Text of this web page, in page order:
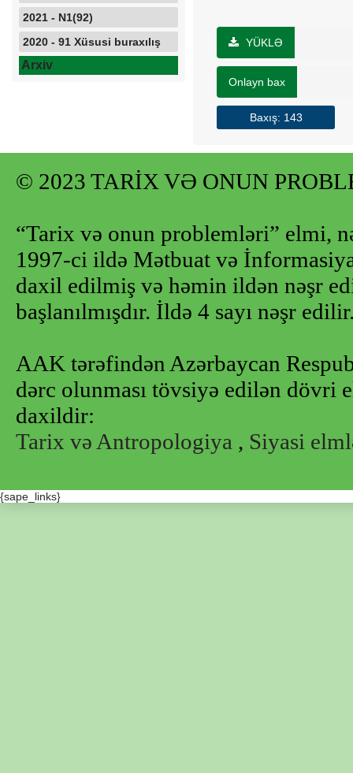
2021 - N1(92)
2020 - 91 Xüsusi buraxılış
Arxiv
YÜKLƏ
Onlayn bax
Baxış: 143
© 2023 TARİX VƏ ONUN
“Tarix və onun problemləri” elmi,
1997-ci ildə Mətbuat və
daxil edilmiş və həmin ildən nəşr
başlanılmışdır. İldə 4 sayı nəşr
AAK tərəfindən Azərbaycan
dərc olunması tövsiyə edilən dövri
daxildir:
Tarix və Antropologiya , Siyasi
{sape_links}